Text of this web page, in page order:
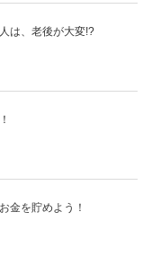
は、老後が大変!?
金を貯めよう！